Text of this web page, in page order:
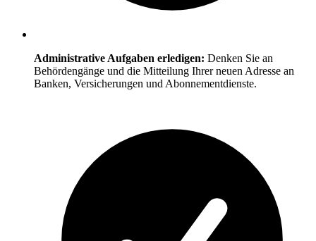
Administrative Aufgaben erledigen: Denken Sie an
Behördengänge und die Mitteilung Ihrer neuen Adresse an
Banken, Versicherungen und Abonnementdienste.